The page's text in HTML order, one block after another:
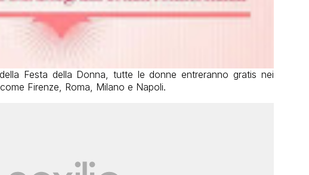
Festa della Donna, tutte le donne entreranno gratis nei
Firenze, Roma, Milano e Napoli.